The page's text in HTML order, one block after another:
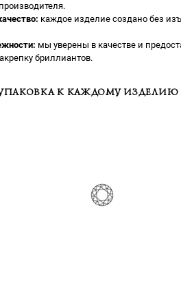
каждое изделие создано без
мы уверены в качестве и
бриллиантов.
К КАЖДОМУ ИЗДЕЛИЮ